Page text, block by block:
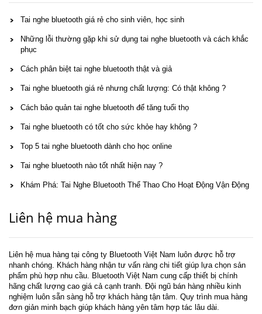
Tai nghe bluetooth giá rẻ cho sinh viên, học sinh
Những lỗi thường gặp khi sử dụng tai nghe bluetooth và cách khắc
phục
Cách phân biệt tai nghe bluetooth thật và giả
Tai nghe bluetooth giá rẻ nhưng chất lượng: Có thật không ?
Cách bảo quản tai nghe bluetooth để tăng tuổi thọ
Tai nghe bluetooth có tốt cho sức khỏe hay không ?
Top 5 tai nghe bluetooth dành cho học online
Tai nghe bluetooth nào tốt nhất hiện nay ?
Khám Phá: Tai Nghe Bluetooth Thể Thao Cho Hoạt Động Vận Động
Liên hệ mua hàng
Liên hệ mua hàng tại công ty Bluetooth Việt Nam luôn được hỗ trợ
nhanh chóng. Khách hàng nhận tư vấn ràng chi tiết giúp lựa chọn sản
phẩm phù hợp nhu cầu. Bluetooth Việt Nam cung cấp thiết bị chính
hãng chất lượng cao giá cả cạnh tranh. Đội ngũ bán hàng nhiều kinh
nghiệm luôn sẵn sàng hỗ trợ khách hàng tận tâm. Quy trình mua hàng
đơn giản minh bạch giúp khách hàng yên tâm hợp tác lâu dài.